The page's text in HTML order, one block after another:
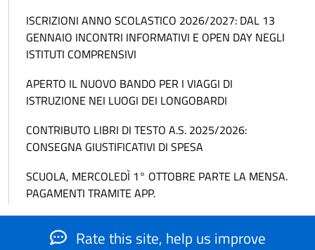
ISCRIZIONI ANNO SCOLASTICO 2026/2027: DAL 13
GENNAIO INCONTRI INFORMATIVI E OPEN DAY NEGLI
ISTITUTI COMPRENSIVI
APERTO IL NUOVO BANDO PER I VIAGGI DI
ISTRUZIONE NEI LUOGI DEI LONGOBARDI
CONTRIBUTO LIBRI DI TESTO A.S. 2025/2026:
CONSEGNA GIUSTIFICATIVI DI SPESA
SCUOLA, MERCOLEDÌ 1° OTTOBRE PARTE LA MENSA.
PAGAMENTI TRAMITE APP.
Rate this site, help us improve